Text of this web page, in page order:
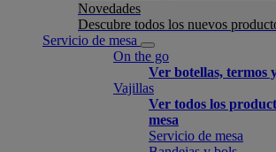
Novedades
Descubre todos los nuevos
Servicio de mesa
On the go
Ver botellas, termos
Vajillas
Ver todos los
mesa
Servicio de mesa